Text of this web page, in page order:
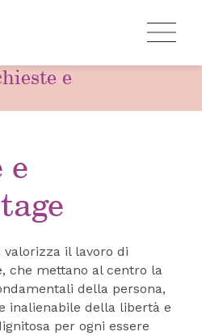
e
e
il lavoro di
che mettano al centro la
della persona,
inalienabile della libertà e
per ogni essere